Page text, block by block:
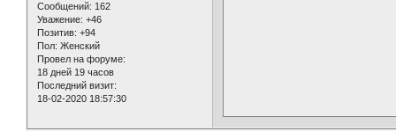
Сообщений: 162
Уважение: +46
Позитив: +94
Пол: Женский
Провел на форуме:
18 дней 19 часов
Последний визит:
18-02-2020 18:57:30